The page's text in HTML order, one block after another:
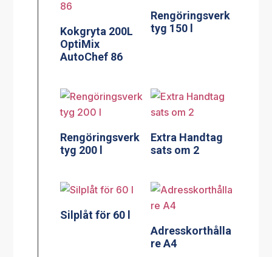
Kokgryta 200L
OptiMix
AutoChef 86
Rengöringsverk
tyg 150 l
Rengöringsverk
tyg 200 l
Extra Handtag
sats om 2
Silplåt för 60 l
Adresskorthålla
re A4